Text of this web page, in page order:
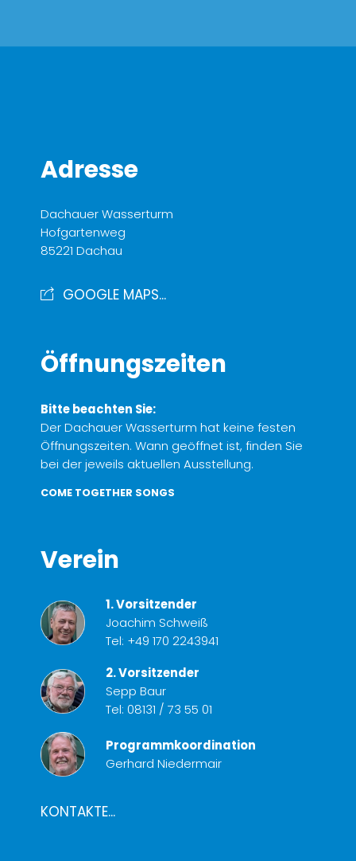
Adresse
Dachauer Wasserturm
Hofgartenweg
85221 Dachau
GOOGLE MAPS...
Öffnungszeiten
Bitte beachten Sie:
Der Dachauer Wasserturm hat keine festen
Öffnungszeiten. Wann geöffnet ist, finden Sie
bei der jeweils aktuellen Ausstellung.
COME TOGETHER SONGS
Verein
1. Vorsitzender
Joachim Schweiß
Tel: +49 170 2243941
2. Vorsitzender
Sepp Baur
Tel: 08131 / 73 55 01
Programmkoordination
Gerhard Niedermair
KONTAKTE...